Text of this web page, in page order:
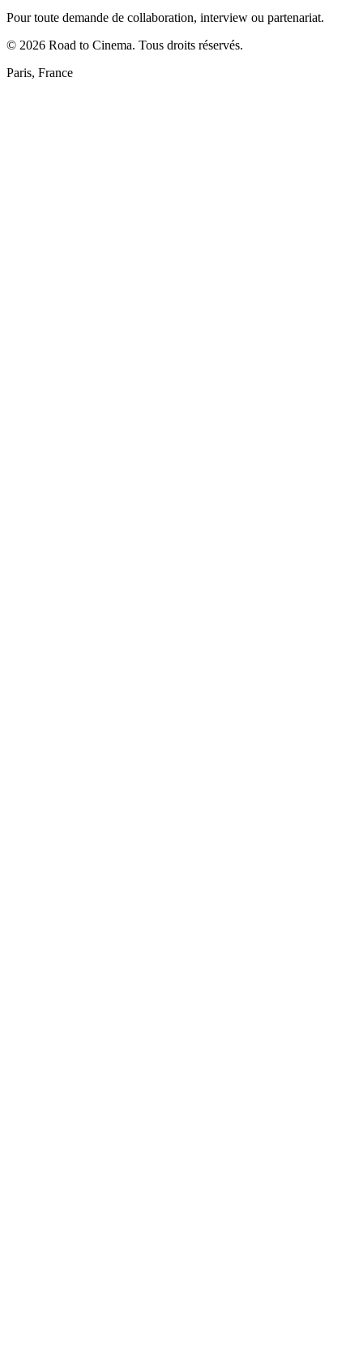
Pour toute demande de collaboration, interview ou partenariat.
© 2026 Road to Cinema. Tous droits réservés.
Paris, France